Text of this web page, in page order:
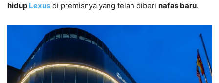
hidup Lexus di premisnya yang telah diberi nafas baru.